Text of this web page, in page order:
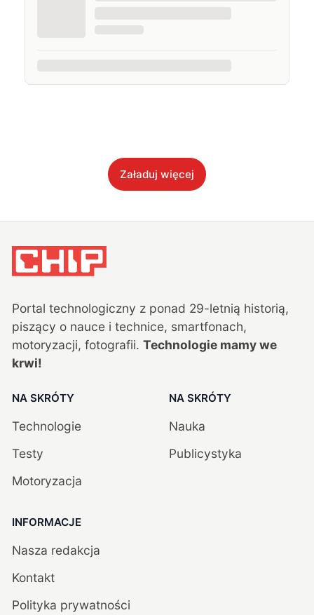
Załaduj więcej
Portal technologiczny z ponad 29-letnią historią,
piszący o nauce i technice, smartfonach,
motoryzacji, fotografii. Technologie mamy we
krwi!
NA SKRÓTY
Technologie
Testy
Motoryzacja
NA SKRÓTY
Nauka
Publicystyka
INFORMACJE
Nasza redakcja
Kontakt
Polityka prywatności